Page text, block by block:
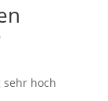
hoch